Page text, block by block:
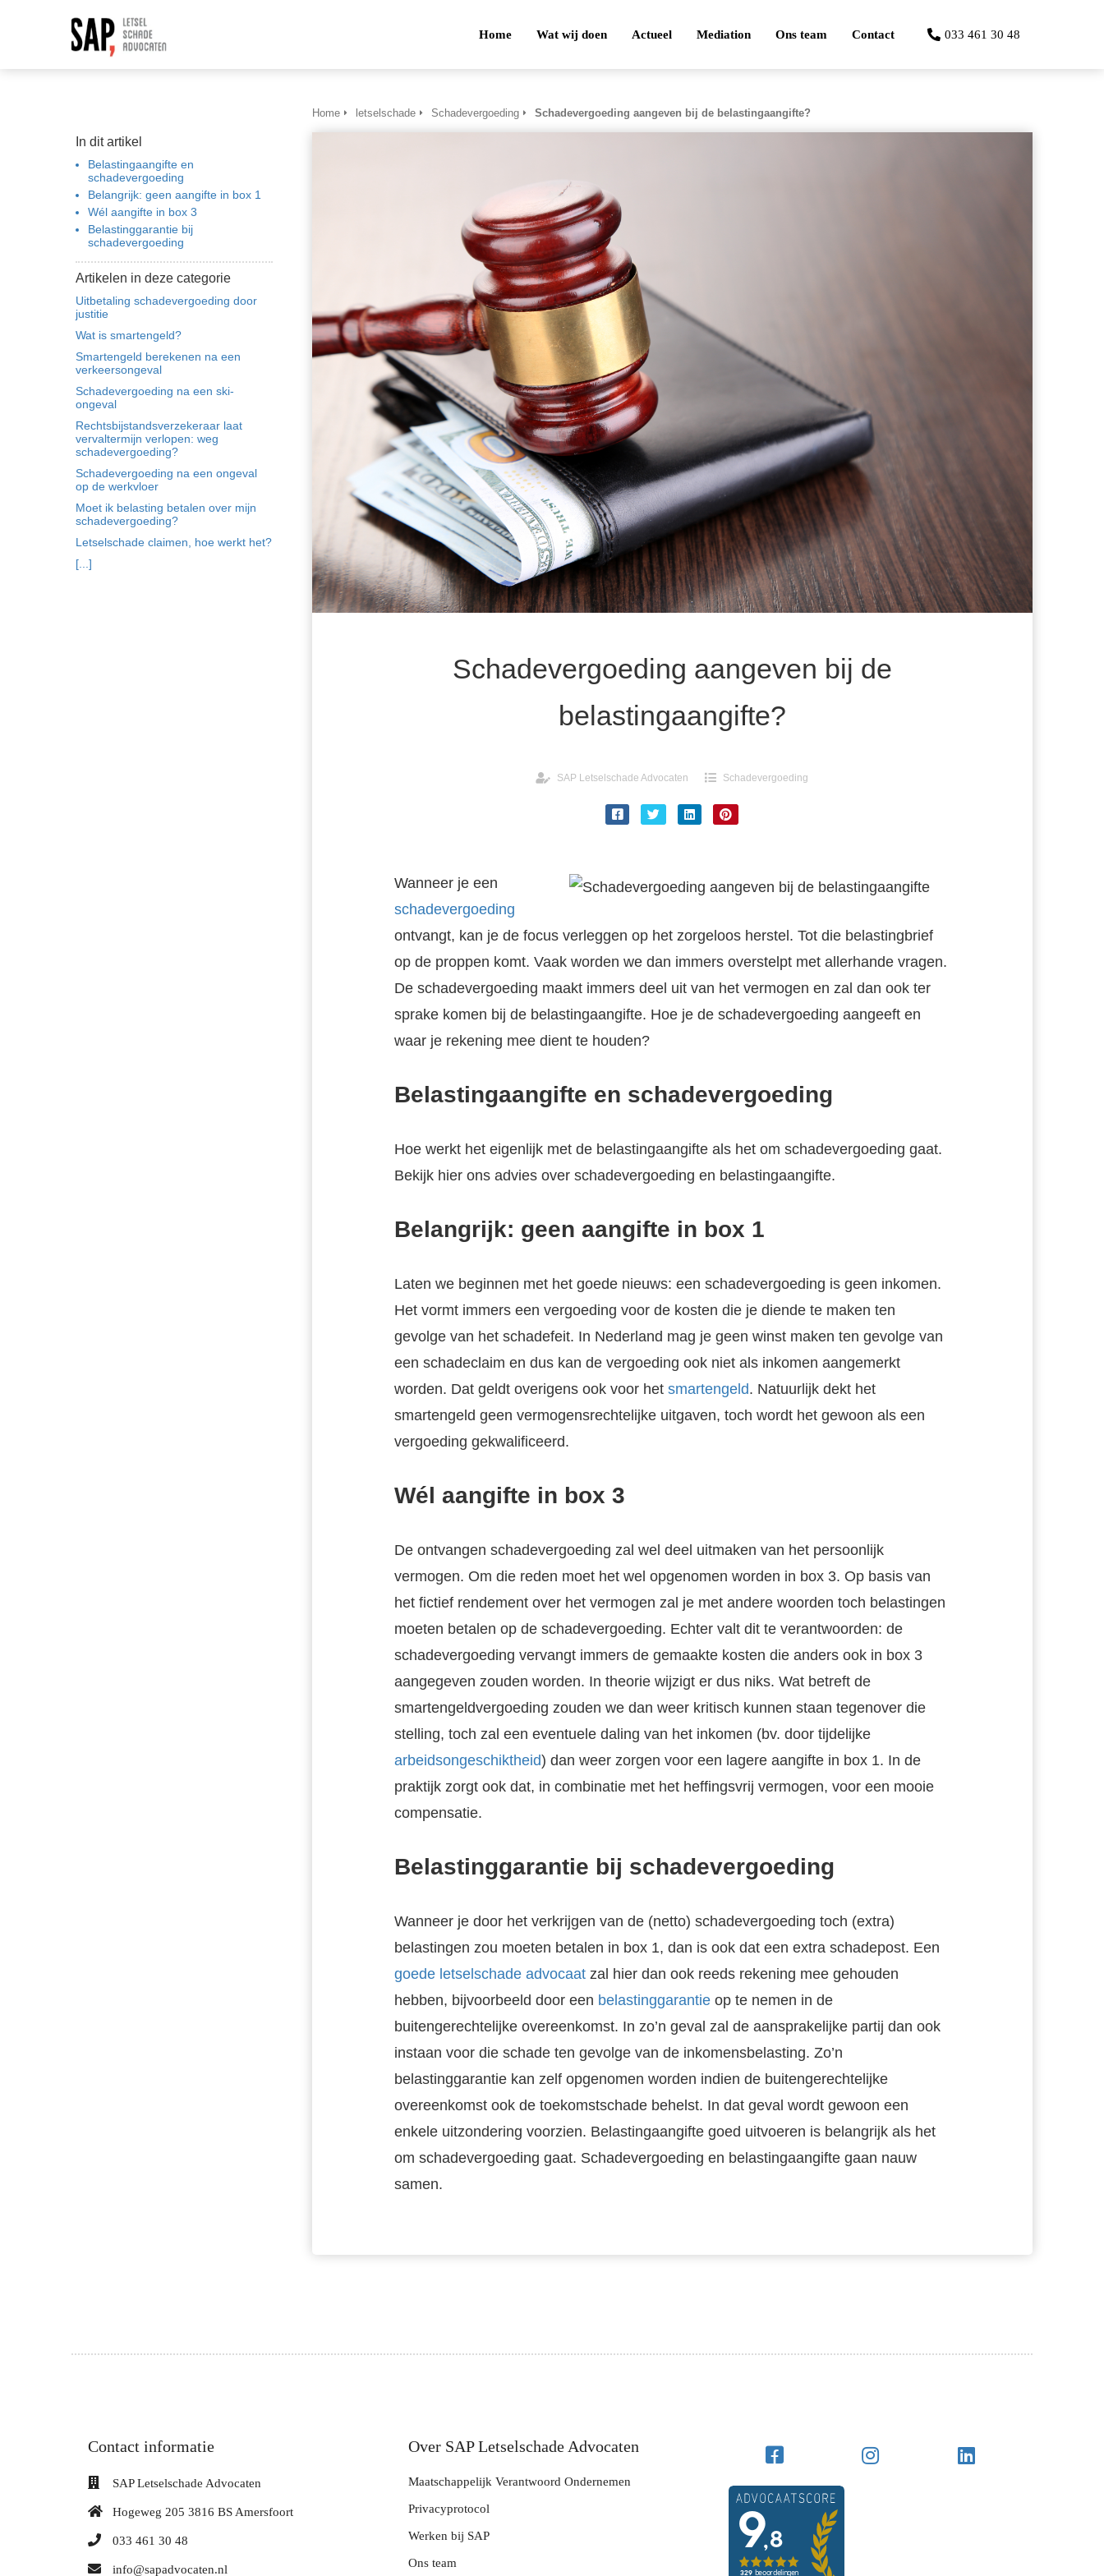
Home Wat wij doen Actueel Mediation Ons team Contact 033 461 30 48
In dit artikel
Belastingaangifte en
schadevergoeding
Belangrijk: geen aangifte in box 1
Wél aangifte in box 3
Belastinggarantie bij
schadevergoeding
Artikelen in deze categorie
Uitbetaling schadevergoeding door
justitie
Wat is smartengeld?
Smartengeld berekenen na een
verkeersongeval
Schadevergoeding na een ski-
ongeval
Rechtsbijstandsverzekeraar laat
vervaltermijn verlopen: weg
schadevergoeding?
Schadevergoeding na een ongeval
op de werkvloer
Moet ik belasting betalen over mijn
schadevergoeding?
Letselschade claimen, hoe werkt het?
[...]
Home letselschade Schadevergoeding Schadevergoeding aangeven bij de belastingaangifte?
Schadevergoeding aangeven bij de
belastingaangifte?
SAP Letselschade Advocaten Schadevergoeding
Wanneer je een
schadevergoeding
ontvangt, kan je de focus verleggen op het zorgeloos herstel. Tot die belastingbrief
op de proppen komt. Vaak worden we dan immers overstelpt met allerhande vragen.
De schadevergoeding maakt immers deel uit van het vermogen en zal dan ook ter
sprake komen bij de belastingaangifte. Hoe je de schadevergoeding aangeeft en
waar je rekening mee dient te houden?
Belastingaangifte en schadevergoeding
Hoe werkt het eigenlijk met de belastingaangifte als het om schadevergoeding gaat.
Bekijk hier ons advies over schadevergoeding en belastingaangifte.
Belangrijk: geen aangifte in box 1
Laten we beginnen met het goede nieuws: een schadevergoeding is geen inkomen.
Het vormt immers een vergoeding voor de kosten die je diende te maken ten
gevolge van het schadefeit. In Nederland mag je geen winst maken ten gevolge van
een schadeclaim en dus kan de vergoeding ook niet als inkomen aangemerkt
worden. Dat geldt overigens ook voor het smartengeld. Natuurlijk dekt het
smartengeld geen vermogensrechtelijke uitgaven, toch wordt het gewoon als een
vergoeding gekwalificeerd.
Wél aangifte in box 3
De ontvangen schadevergoeding zal wel deel uitmaken van het persoonlijk
vermogen. Om die reden moet het wel opgenomen worden in box 3. Op basis van
het fictief rendement over het vermogen zal je met andere woorden toch belastingen
moeten betalen op de schadevergoeding. Echter valt dit te verantwoorden: de
schadevergoeding vervangt immers de gemaakte kosten die anders ook in box 3
aangegeven zouden worden. In theorie wijzigt er dus niks. Wat betreft de
smartengeldvergoeding zouden we dan weer kritisch kunnen staan tegenover die
stelling, toch zal een eventuele daling van het inkomen (bv. door tijdelijke
arbeidsongeschiktheid) dan weer zorgen voor een lagere aangifte in box 1. In de
praktijk zorgt ook dat, in combinatie met het heffingsvrij vermogen, voor een mooie
compensatie.
Belastinggarantie bij schadevergoeding
Wanneer je door het verkrijgen van de (netto) schadevergoeding toch (extra)
belastingen zou moeten betalen in box 1, dan is ook dat een extra schadepost. Een
goede letselschade advocaatzal hier dan ook reeds rekening mee gehouden
hebben, bijvoorbeeld door een belastinggarantieop te nemen in de
buitengerechtelijke overeenkomst. In zo’n geval zal de aansprakelijke partij dan ook
instaan voor die schade ten gevolge van de inkomensbelasting. Zo’n
belastinggarantie kan zelf opgenomen worden indien de buitengerechtelijke
overeenkomst ook de toekomstschade behelst. In dat geval wordt gewoon een
enkele uitzondering voorzien. Belastingaangifte goed uitvoeren is belangrijk als het
om schadevergoeding gaat. Schadevergoeding en belastingaangifte gaan nauw
samen.
Contact informatie
SAP Letselschade Advocaten
Hogeweg 205 3816 BS Amersfoort
033 461 30 48
info@sapadvocaten.nl
Over SAP Letselschade Advocaten
Maatschappelijk Verantwoord Ondernemen
Privacyprotocol
Werken bij SAP
Ons team